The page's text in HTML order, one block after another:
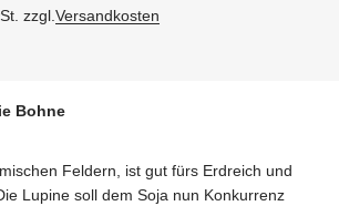
zzgl. Versandkosten
Bohne
Feldern, ist gut fürs Erdreich und
Lupine soll dem Soja nun Konkurrenz